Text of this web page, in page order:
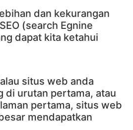
dan kekurangan
(search Egnine
dapat kita ketahui
situs web anda
di urutan pertama, atau
pertama, situs web
mendapatkan